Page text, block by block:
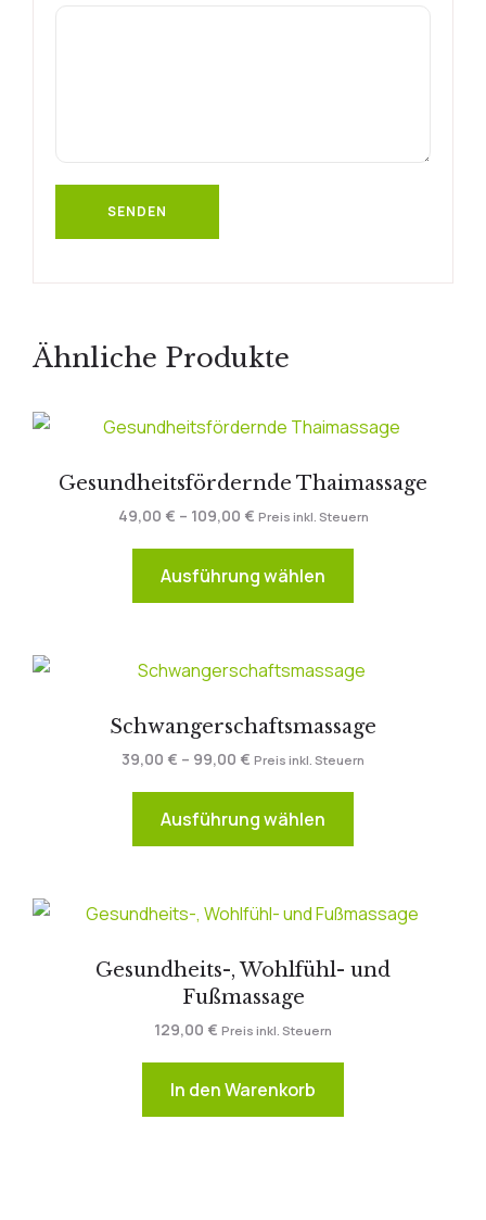
Ähnliche Produkte
Gesundheitsfördernde Thaimassage
49,00 € – 109,00 € Preis inkl. Steuern
Ausführung wählen
Schwangerschaftsmassage
39,00 € – 99,00 € Preis inkl. Steuern
Ausführung wählen
Gesundheits-, Wohlfühl- und
Fußmassage
129,00 € Preis inkl. Steuern
In den Warenkorb